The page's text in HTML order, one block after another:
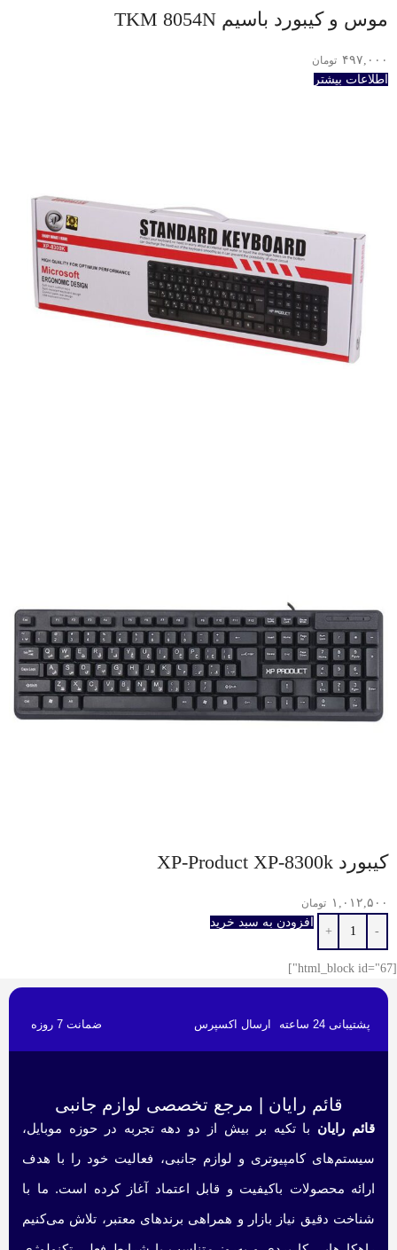
موس و کیبورد باسیم TKM 8054N
۴۹۷,۰۰۰ تومان
اطلاعات بیشتر
کیبورد XP-Product XP-8300k
۱,۰۱۲,۵۰۰ تومان
افزودن به سبد خرید
[html_block id="67"]
پشتیبانی 24 ساعته ارسال اکسپرس ضمانت 7 روزه
قائم رایان | مرجع تخصصی لوازم جانبی
قائم رایان با تکیه بر بیش از دو دهه تجربه در حوزه موبایل،
سیستم‌های کامپیوتری و لوازم جانبی، فعالیت خود را با هدف
ارائه محصولات باکیفیت و قابل اعتماد آغاز کرده است. ما با
شناخت دقیق نیاز بازار و همراهی برندهای معتبر، تلاش می‌کنیم